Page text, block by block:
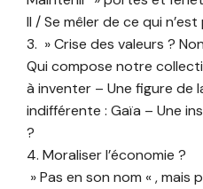
II / Se mêler de ce qui
3. » Crise des valeurs ?
Qui compose notre
à inventer – Une figure de
indifférente : Gaïa – Une
?
4. Moraliser l’économie ?
» Pas en son nom « , mais